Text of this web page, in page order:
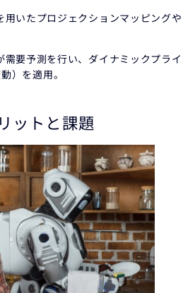
用いたプロジェクションマッピングや
需要予測を行い、ダイナミックプライ
）を適用。
ットと課題